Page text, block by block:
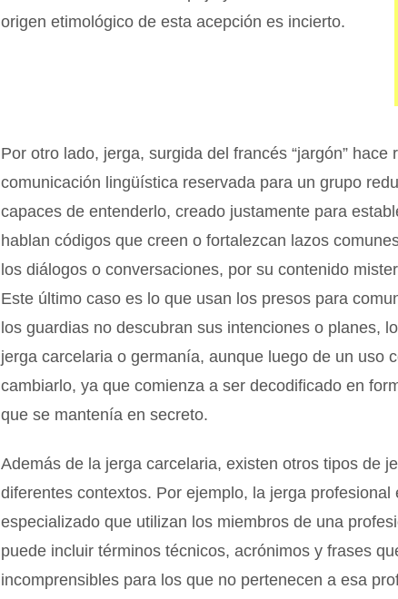
origen etimológico de esta acepción es incierto.
Por otro lado, jerga, surgida del francés “jargón”
comunicación lingüística reservada para un grupo
capaces de entenderlo, creado justamente para
hablan códigos que creen o fortalezcan lazos
los diálogos o conversaciones, por su contenido
Este último caso es lo que usan los presos para
los guardias no descubran sus intenciones o planes,
jerga carcelaria o germanía, aunque luego de un uso
cambiarlo, ya que comienza a ser decodificado en
que se mantenía en secreto.
Además de la jerga carcelaria, existen otros tipos de
diferentes contextos. Por ejemplo, la jerga profesional
especializado que utilizan los miembros de una
puede incluir términos técnicos, acrónimos y frases
incomprensibles para los que no pertenecen a esa